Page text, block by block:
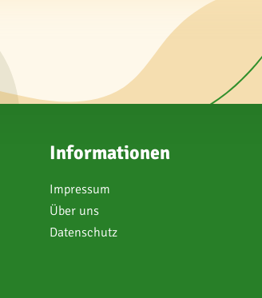
Informationen
Impressum
Über uns
Datenschutz